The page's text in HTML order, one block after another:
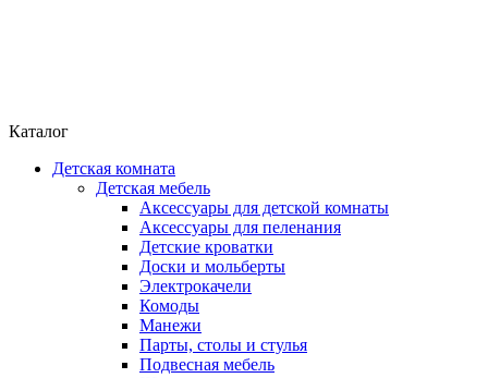
Каталог
Детская комната
Детская мебель
Аксессуары для детской комнаты
Аксессуары для пеленания
Детские кроватки
Доски и мольберты
Электрокачели
Комоды
Манежи
Парты, столы и стулья
Подвесная мебель